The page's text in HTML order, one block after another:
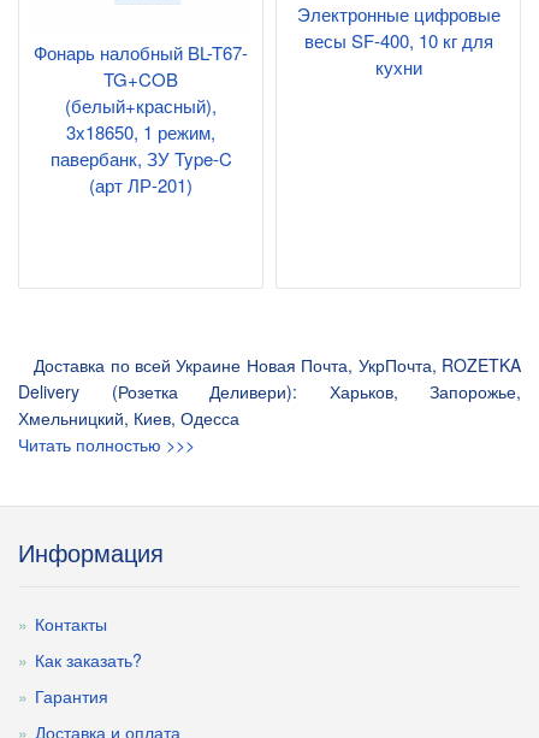
Фонарь налобный BL-T67-
TG+COB
(белый+красный),
3x18650, 1 режим,
павербанк, ЗУ Type-C
(арт ЛР-201)
Электронные цифровые
весы SF-400, 10 кг для
кухни
Доставка по всей Украине Новая Почта, УкрПочта, ROZETKA
Delivery (Розетка Деливери): Харьков, Запорожье,
Хмельницкий, Киев, Одесса
Читать полностью >>>
Информация
Контакты
Как заказать?
Гарантия
Доставка и оплата